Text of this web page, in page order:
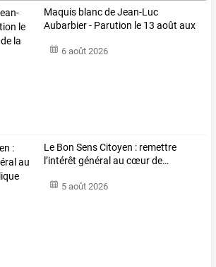
Maquis blancdeJean-Luc
Aubarbier- Parution le 13 août aux
6 août 2026
Le Bon SensCitoyen : remettre
l’intérêt général au cœurde…
5 août 2026